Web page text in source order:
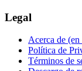
Legal
Acerca de (en
Política de
Términos de